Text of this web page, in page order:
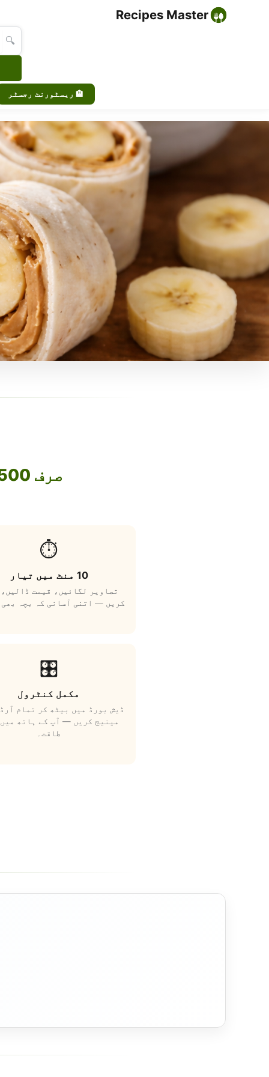
Recipes Master
🔍
🏨 ریسٹورنٹ رجسٹر
صرف 1500 روپے میں اپنا فوڈ بزنس آن لائن لے جائیں
⏱️
10 منٹ میں تیار
تصاویر لگائیں، قیمت
کریں — اتنی آسانی کہ بچہ
🎛️
مکمل کنٹرول
ڈیش بورڈ میں بیٹھ کر تمام
مینیج کریں — آپ کے ہاتھ
طاقت۔